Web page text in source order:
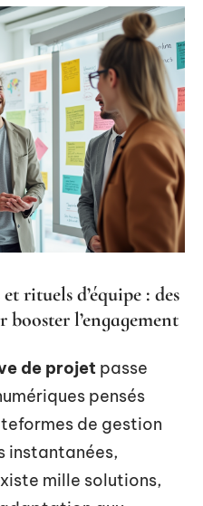
rituels d’équipe : des
booster l’engagement
de projet passe
pensés
de gestion
instantanées,
mille solutions,